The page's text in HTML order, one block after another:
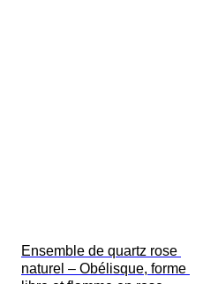
Ensemble de quartz rose
naturel – Obélisque, forme